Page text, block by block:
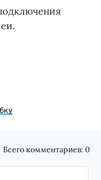
Всего комментариев: 0